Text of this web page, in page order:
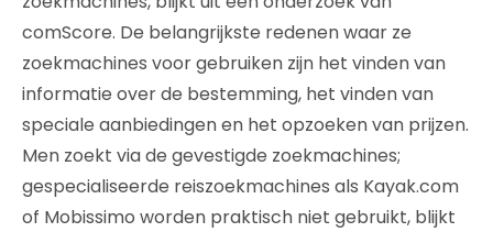
comScore. De belangrijkste redenen waar ze
zoekmachines voor gebruiken zijn het vinden van
informatie over de bestemming, het vinden van
speciale aanbiedingen en het opzoeken van prijzen.
Men zoekt via de gevestigde zoekmachines;
gespecialiseerde reiszoekmachines als Kayak.com
of Mobissimo worden praktisch niet gebruikt, blijkt